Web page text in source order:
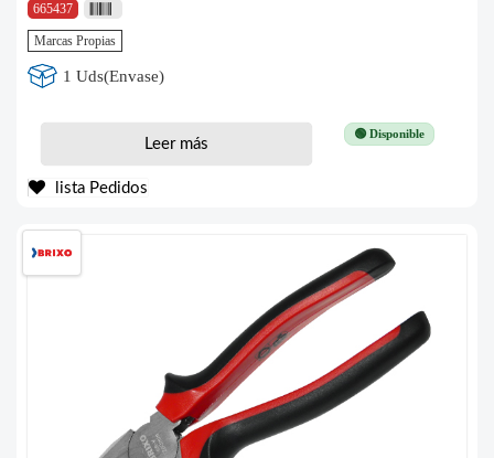
665437
Marcas Propias
1 Uds(Envase)
🟢 Disponible
Leer más
lista Pedidos